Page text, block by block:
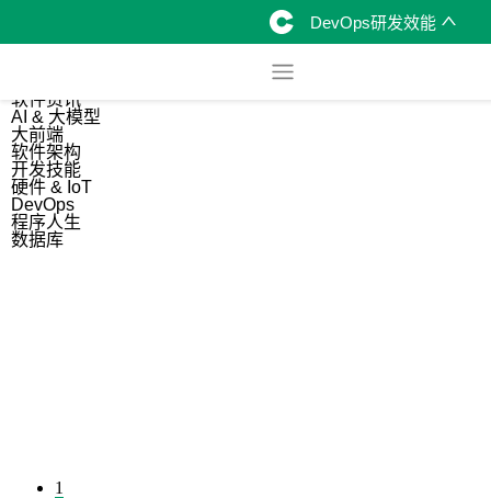
DevOps研发效能
软件资讯
AI & 大模型
大前端
软件架构
开发技能
硬件 & IoT
DevOps
程序人生
数据库
1